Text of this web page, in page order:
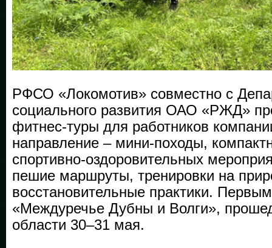
РФСО «Локомотив» совместно с
социального развития ОАО «РЖД»
фитнес-туры для работников
направление – мини-походы,
спортивно-оздоровительных
пешие маршруты, тренировки на
восстановительные практики.
«Междуречье Дубны и Волги»,
области 30–31 мая.